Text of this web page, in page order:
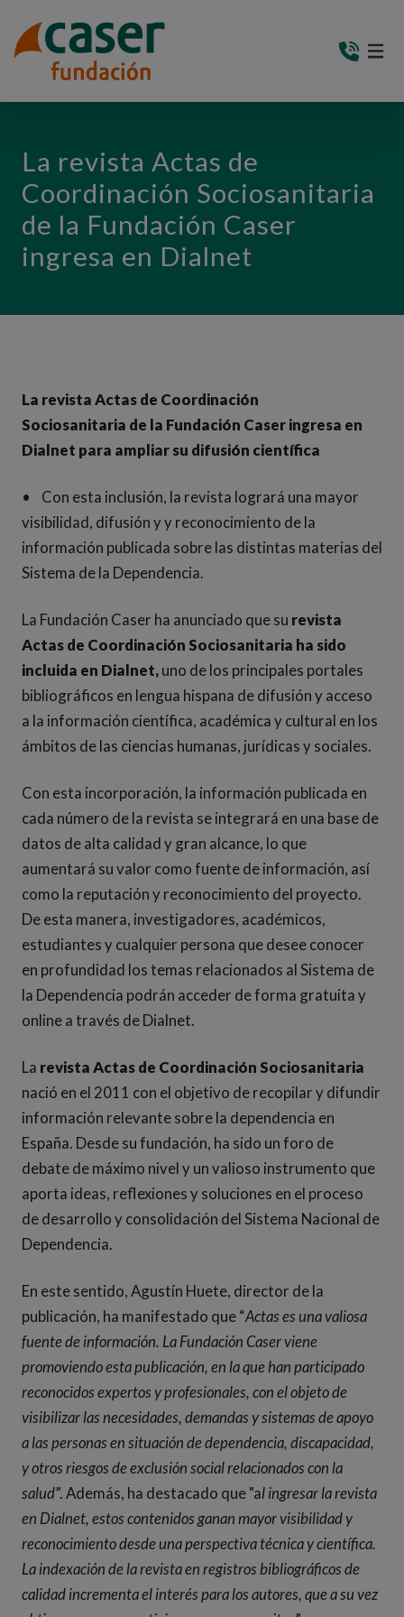
La revista Actas de
Coordinación Sociosanitaria
de la Fundación Caser
ingresa en Dialnet
La revista Actas de Coordinación
Sociosanitaria de la Fundación Caser ingresa en
Dialnet para ampliar su difusión científica
• Con esta inclusión, la revista logrará una mayor
visibilidad, difusión y y reconocimiento de la
información publicada sobre las distintas materias del
Sistema de la Dependencia.
La Fundación Caser ha anunciado que su revista
Actas de Coordinación Sociosanitaria ha sido
incluida en Dialnet,uno de los principales portales
bibliográficos en lengua hispana de difusión y acceso
a la información científica, académica y cultural en los
ámbitos de las ciencias humanas, jurídicas y sociales.
Con esta incorporación, la información publicada en
cada número de la revista se integrará en una base de
datos de alta calidad y gran alcance, lo que
aumentará su valor como fuente de información, así
como la reputación y reconocimiento del proyecto.
De esta manera, investigadores, académicos,
estudiantes y cualquier persona que desee conocer
en profundidad los temas relacionados al Sistema de
la Dependencia podrán acceder de forma gratuita y
online a través de Dialnet.
La revista Actas de Coordinación Sociosanitaria
nació en el 2011 con el objetivo de recopilar y difundir
información relevante sobre la dependencia en
España. Desde su fundación, ha sido un foro de
debate de máximo nivel y un valioso instrumento que
aporta ideas, reflexiones y soluciones en el proceso
de desarrollo y consolidación del Sistema Nacional de
Dependencia.
En este sentido, Agustín Huete, director de la
publicación, ha manifestado que “Actas es una valiosa
fuente de información. La Fundación Caser viene
promoviendo esta publicación, en la que han participado
reconocidos expertos y profesionales, con el objeto de
visibilizar las necesidades, demandas y sistemas de apoyo
a las personas en situación de dependencia, discapacidad,
y otros riesgos de exclusión social relacionados con la
salud”. Además, ha destacado que "al ingresar la revista
en Dialnet, estos contenidos ganan mayor visibilidad y
reconocimiento desde una perspectiva técnica y científica.
La indexación de la revista en registros bibliográficos de
calidad incrementa el interés para los autores, que a su vez